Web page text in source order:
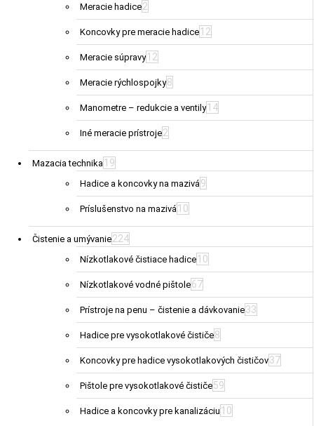
Meracie hadice2
Koncovky pre meracie hadice 12
Meracie súpravy 12
Meracie rýchlospojky8
Manometre – redukcie a ventily 14
Iné meracie prístroje2
Mazacia technika 19
Hadice a koncovky na mazivá9
Príslušenstvo na mazivá 10
Čistenie a umývanie224
Nízkotlakové čistiace hadice 10
Nízkotlakové vodné pištole67
Prístroje na penu – čistenie a dávkovanie33
Hadice pre vysokotlakové čističe8
Koncovky pre hadice vysokotlakových čističov37
Pištole pre vysokotlakové čističe59
Hadice a koncovky pre kanalizáciu 10